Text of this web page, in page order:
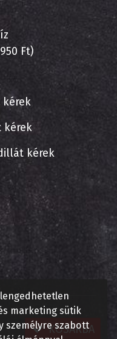
Ft)
kérek
kérek
kérek
KOSÁRBA
marketing sütik
személyre szabott